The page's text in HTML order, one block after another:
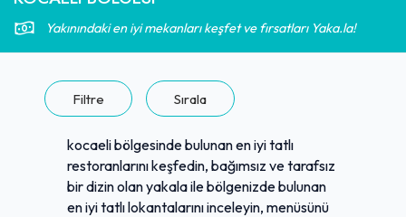
Yakınındaki en iyi mekanları keşfet ve fırsatları Yaka.la!
Filtre Sırala
kocaeli bölgesinde bulunan en iyi tatlı
restoranlarını keşfedin, bağımsız ve tarafsız
bir dizin olan yakala ile bölgenizde bulunan
en iyi tatlı lokantalarını inceleyin, menüsünü